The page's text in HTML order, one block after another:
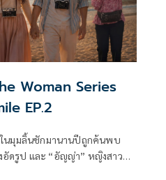
Woman Series
EP.2
นมุมลิ้นชักมานานปีถูกค้นพบ
อัดรูป และ “อัญญ่า” หญิงสาวผู้มี